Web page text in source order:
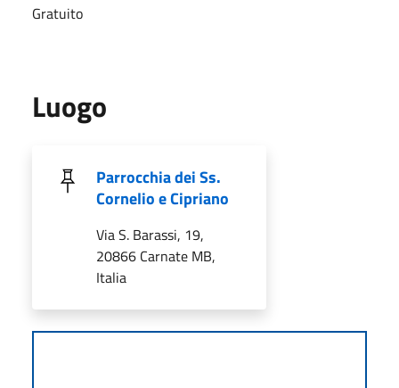
Gratuito
Luogo
Parrocchia dei Ss.
Cornelio e Cipriano
Via S. Barassi, 19,
20866 Carnate MB,
Italia